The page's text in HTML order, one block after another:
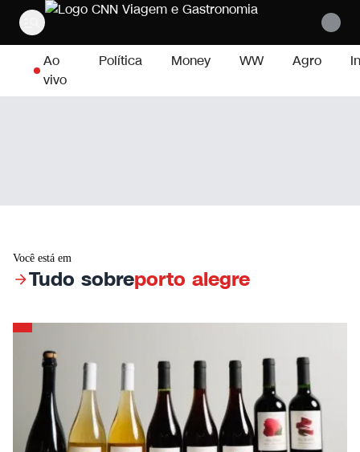
Pular para o conteúdo
Ao
vivo
Política Money WW Agro
Você está em
Tudo sobreporto alegre